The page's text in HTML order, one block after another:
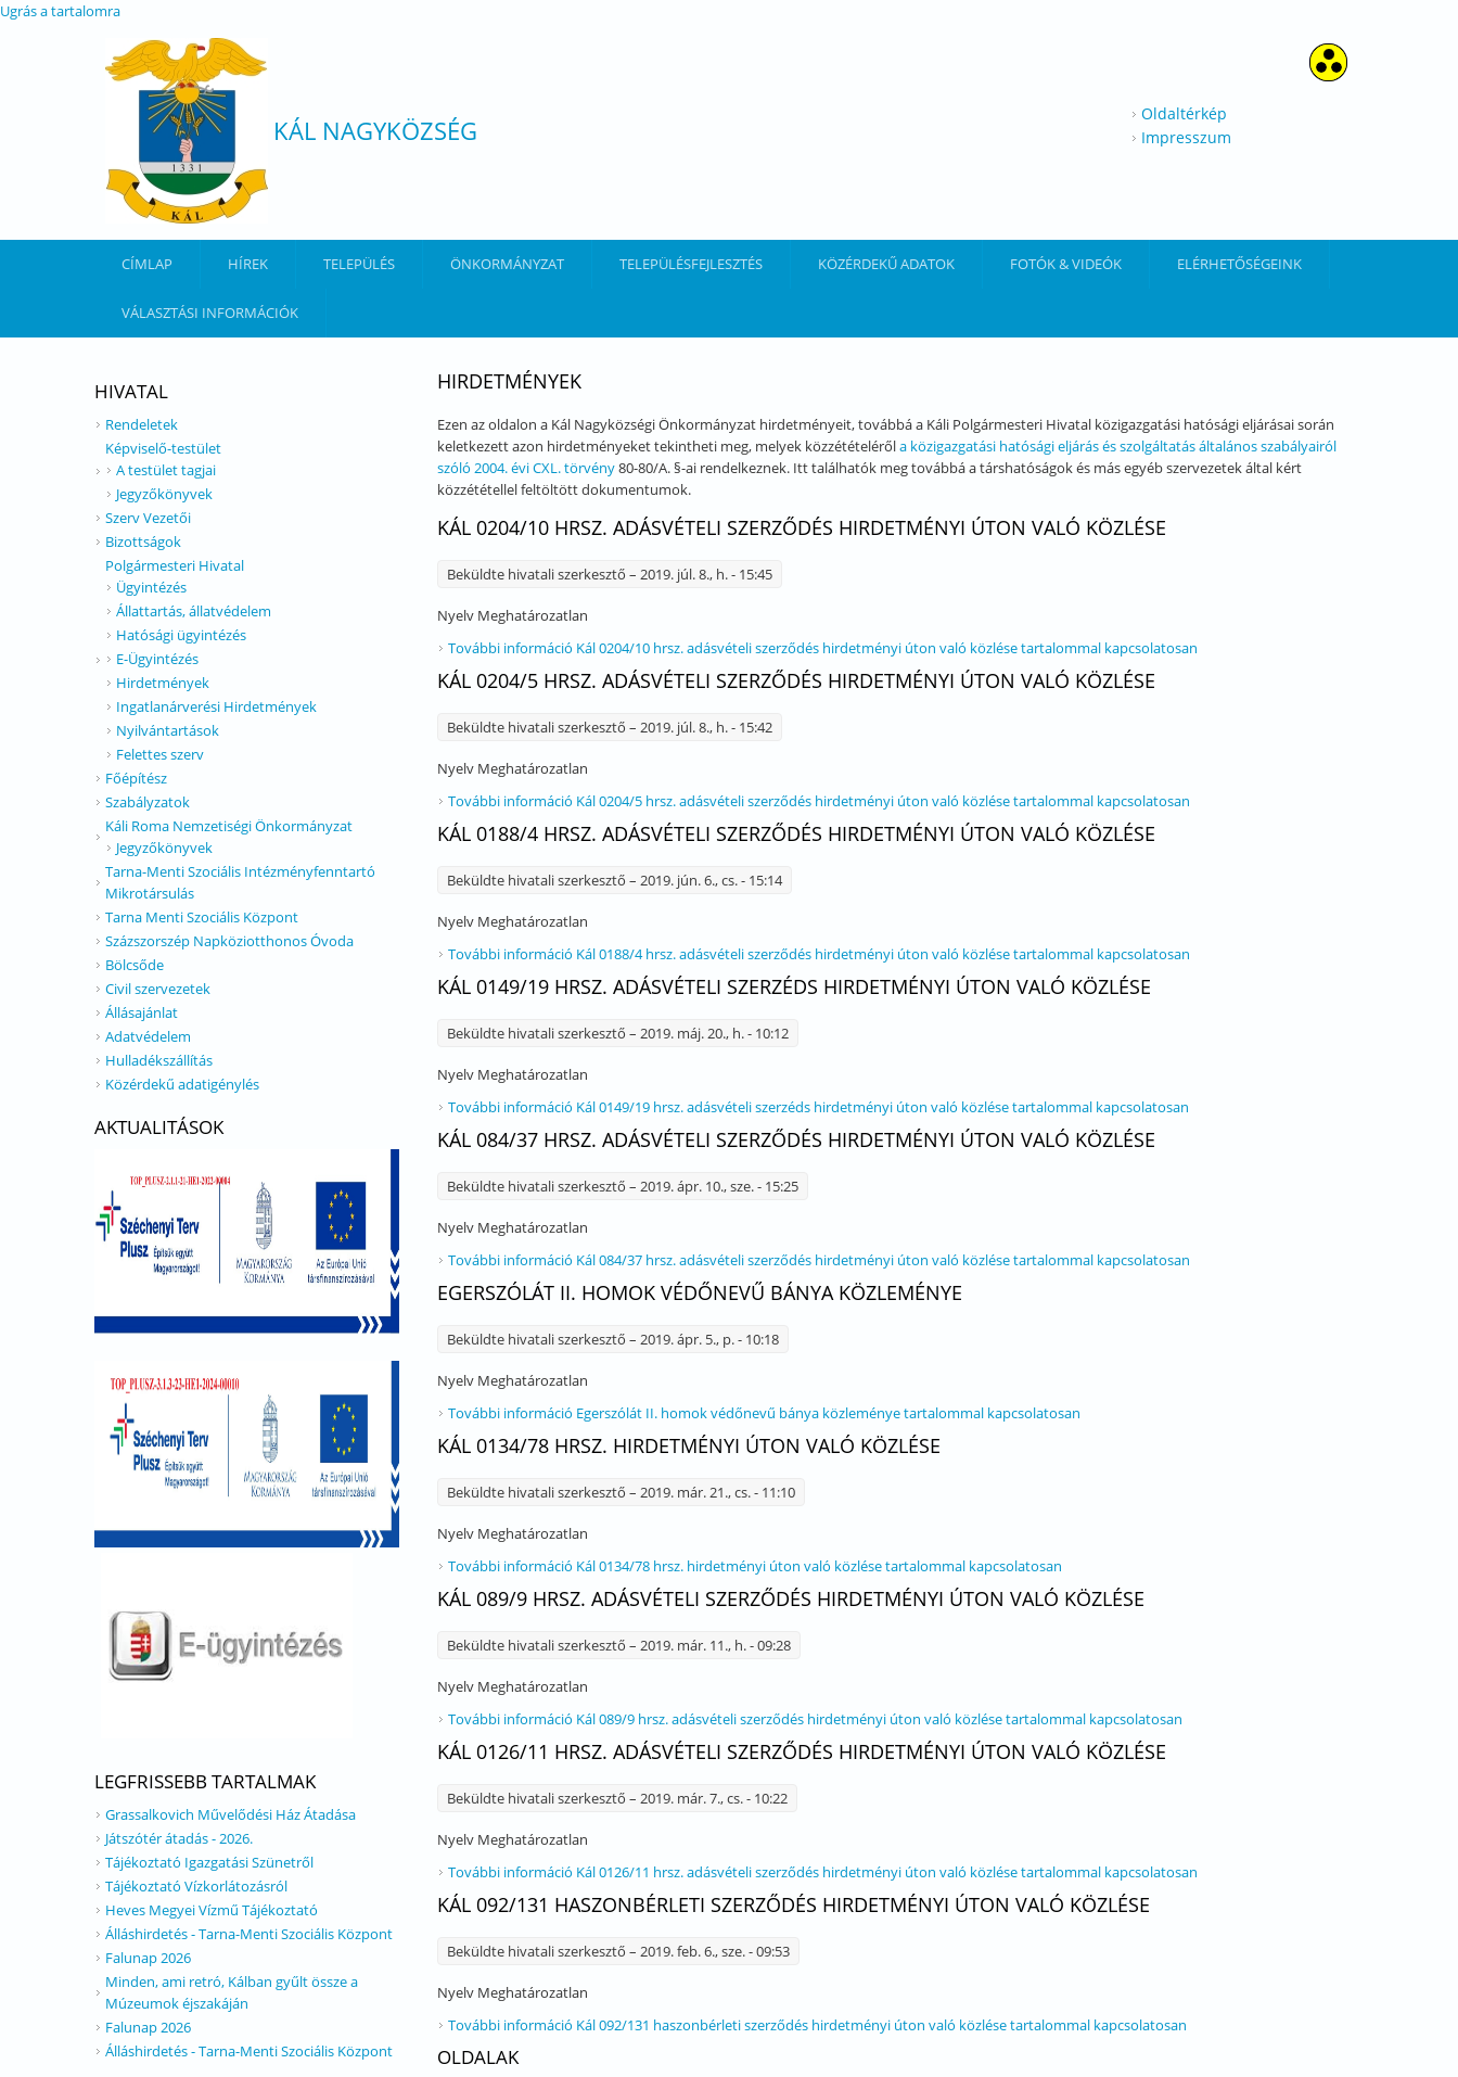
Ugrás a tartalomra
KÁL NAGYKÖZSÉG
Oldaltérkép
Impresszum
CÍMLAP HÍREK TELEPÜLÉS ÖNKORMÁNYZAT TELEPÜLÉSFEJLESZTÉS KÖZÉRDEKŰ ADATOK FOTÓK & VIDEÓK ELÉRHETŐSÉGEINK
VÁLASZTÁSI INFORMÁCIÓK
HIRDETMÉNYEK
Ezen az oldalon a Kál Nagyközségi Önkormányzat hirdetményeit, továbbá a Káli Polgármesteri Hivatal közigazgatási hatósági eljárásai során
keletkezett azon hirdetményeket tekintheti meg, melyek közzétételérőla közigazgatási hatósági eljárás és szolgáltatás általános szabályairól
szóló 2004. évi CXL. törvény80-80/A. §-ai rendelkeznek. Itt találhatók meg továbbá a társhatóságok és más egyéb szervezetek által kért
közzététellel feltöltött dokumentumok.
KÁL 0204/10 HRSZ. ADÁSVÉTELI SZERZŐDÉS HIRDETMÉNYI ÚTON VALÓ KÖZLÉSE
Beküldte hivatali szerkesztő – 2019. júl. 8., h. - 15:45
Nyelv Meghatározatlan
További információ Kál 0204/10 hrsz. adásvételi szerződés hirdetményi úton való közlése tartalommal kapcsolatosan
KÁL 0204/5 HRSZ. ADÁSVÉTELI SZERZŐDÉS HIRDETMÉNYI ÚTON VALÓ KÖZLÉSE
Beküldte hivatali szerkesztő – 2019. júl. 8., h. - 15:42
Nyelv Meghatározatlan
További információ Kál 0204/5 hrsz. adásvételi szerződés hirdetményi úton való közlése tartalommal kapcsolatosan
KÁL 0188/4 HRSZ. ADÁSVÉTELI SZERZŐDÉS HIRDETMÉNYI ÚTON VALÓ KÖZLÉSE
Beküldte hivatali szerkesztő – 2019. jún. 6., cs. - 15:14
Nyelv Meghatározatlan
További információ Kál 0188/4 hrsz. adásvételi szerződés hirdetményi úton való közlése tartalommal kapcsolatosan
KÁL 0149/19 HRSZ. ADÁSVÉTELI SZERZÉDS HIRDETMÉNYI ÚTON VALÓ KÖZLÉSE
Beküldte hivatali szerkesztő – 2019. máj. 20., h. - 10:12
Nyelv Meghatározatlan
További információ Kál 0149/19 hrsz. adásvételi szerzéds hirdetményi úton való közlése tartalommal kapcsolatosan
KÁL 084/37 HRSZ. ADÁSVÉTELI SZERZŐDÉS HIRDETMÉNYI ÚTON VALÓ KÖZLÉSE
Beküldte hivatali szerkesztő – 2019. ápr. 10., sze. - 15:25
Nyelv Meghatározatlan
További információ Kál 084/37 hrsz. adásvételi szerződés hirdetményi úton való közlése tartalommal kapcsolatosan
EGERSZÓLÁT II. HOMOK VÉDŐNEVŰ BÁNYA KÖZLEMÉNYE
Beküldte hivatali szerkesztő – 2019. ápr. 5., p. - 10:18
Nyelv Meghatározatlan
További információ Egerszólát II. homok védőnevű bánya közleménye tartalommal kapcsolatosan
KÁL 0134/78 HRSZ. HIRDETMÉNYI ÚTON VALÓ KÖZLÉSE
Beküldte hivatali szerkesztő – 2019. már. 21., cs. - 11:10
Nyelv Meghatározatlan
További információ Kál 0134/78 hrsz. hirdetményi úton való közlése tartalommal kapcsolatosan
KÁL 089/9 HRSZ. ADÁSVÉTELI SZERZŐDÉS HIRDETMÉNYI ÚTON VALÓ KÖZLÉSE
Beküldte hivatali szerkesztő – 2019. már. 11., h. - 09:28
Nyelv Meghatározatlan
További információ Kál 089/9 hrsz. adásvételi szerződés hirdetményi úton való közlése tartalommal kapcsolatosan
KÁL 0126/11 HRSZ. ADÁSVÉTELI SZERZŐDÉS HIRDETMÉNYI ÚTON VALÓ KÖZLÉSE
Beküldte hivatali szerkesztő – 2019. már. 7., cs. - 10:22
Nyelv Meghatározatlan
További információ Kál 0126/11 hrsz. adásvételi szerződés hirdetményi úton való közlése tartalommal kapcsolatosan
KÁL 092/131 HASZONBÉRLETI SZERZŐDÉS HIRDETMÉNYI ÚTON VALÓ KÖZLÉSE
Beküldte hivatali szerkesztő – 2019. feb. 6., sze. - 09:53
Nyelv Meghatározatlan
További információ Kál 092/131 haszonbérleti szerződés hirdetményi úton való közlése tartalommal kapcsolatosan
OLDALAK
HIVATAL
Rendeletek
Képviselő-testület
A testület tagjai
Jegyzőkönyvek
Szerv Vezetői
Bizottságok
Polgármesteri Hivatal
Ügyintézés
Állattartás, állatvédelem
Hatósági ügyintézés
E-Ügyintézés
Hirdetmények
Ingatlanárverési Hirdetmények
Nyilvántartások
Felettes szerv
Főépítész
Szabályzatok
Káli Roma Nemzetiségi Önkormányzat
Jegyzőkönyvek
Tarna-Menti Szociális Intézményfenntartó
Mikrotársulás
Tarna Menti Szociális Központ
Százszorszép Napköziotthonos Óvoda
Bölcsőde
Civil szervezetek
Állásajánlat
Adatvédelem
Hulladékszállítás
Közérdekű adatigénylés
AKTUALITÁSOK
LEGFRISSEBB TARTALMAK
Grassalkovich Művelődési Ház Átadása
Játszótér átadás - 2026.
Tájékoztató Igazgatási Szünetről
Tájékoztató Vízkorlátozásról
Heves Megyei Vízmű Tájékoztató
Álláshirdetés - Tarna-Menti Szociális Központ
Falunap 2026
Minden, ami retró, Kálban gyűlt össze a
Múzeumok éjszakáján
Falunap 2026
Álláshirdetés - Tarna-Menti Szociális Központ